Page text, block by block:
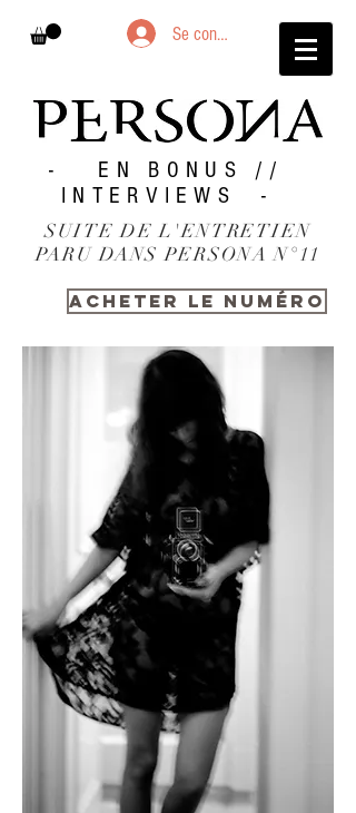
Se connecter
- EN BONUS //
INTERVIEWS -
SUITE DE L'ENTRETIEN
PARU DANS PERSONA N°11
ACHETER LE NUMÉRO